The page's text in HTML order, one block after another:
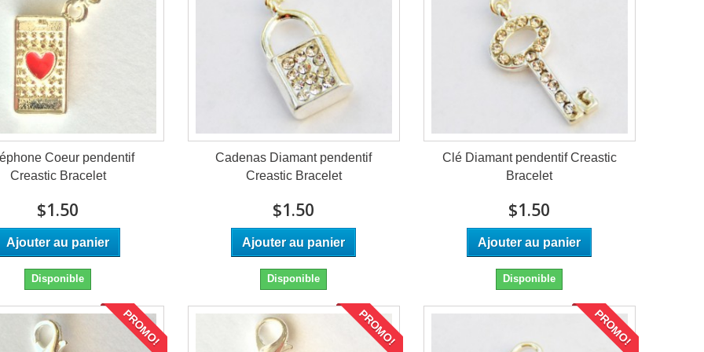
Coeur pendentif
Creastic Bracelet
$1.50
Ajouter au panier
Disponible
Cadenas Diamant pendentif
Creastic Bracelet
$1.50
Ajouter au panier
Disponible
Clé Diamant pendentif Creastic
Bracelet
$1.50
Ajouter au panier
Disponible
PROMO! PROMO! PROMO!